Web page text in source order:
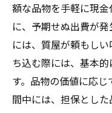
額な品物を手軽に現
に、予期せぬ出費が
には、質屋が頼もし
ち込む際には、基本
す。品物の価値に応
間中には、担保とし